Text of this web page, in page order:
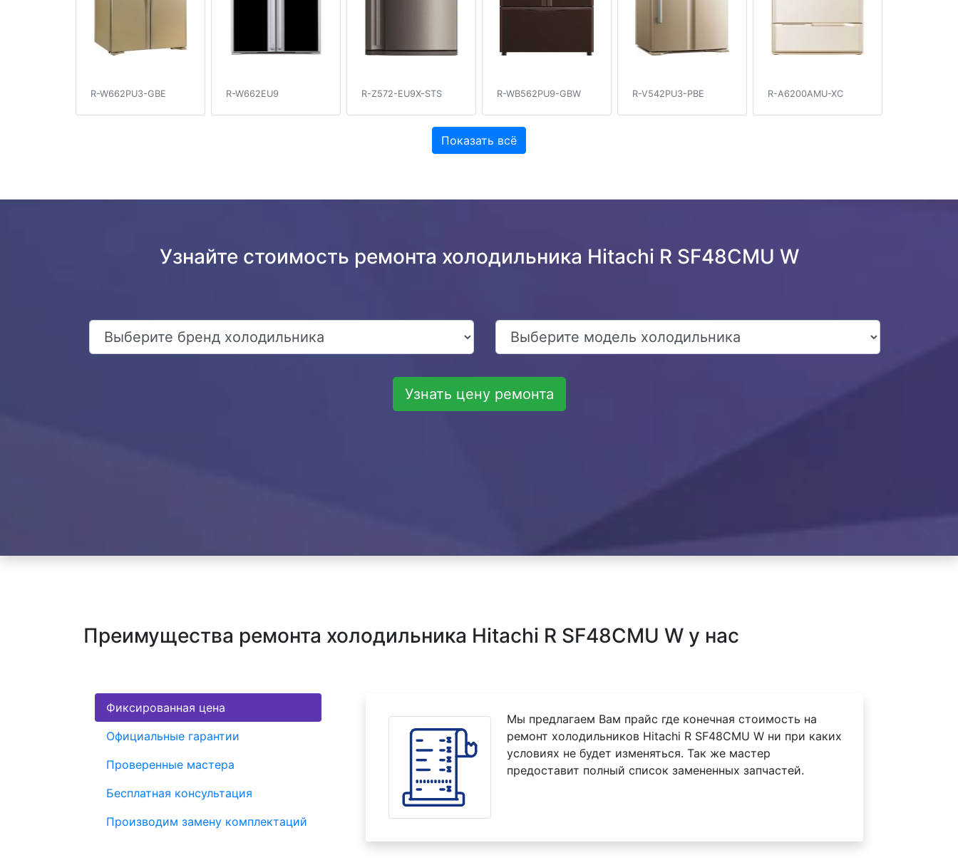
R-W662PU3-GBE R-W662EU9 R-Z572-EU9X-STS R-WB562PU9-GBW R-V542PU3-PBE R-A6200AMU-XC
Показать всё
Узнайте стоимость ремонта холодильника Hitachi R SF48CMU W
Узнать цену ремонта
Преимущества ремонта холодильника Hitachi R SF48CMU W у нас
Фиксированная цена
Официальные гарантии
Проверенные мастера
Бесплатная консультация
Производим замену комплектаций
Мы предлагаем Вам прайс где конечная стоимость на
ремонт холодильников Hitachi R SF48CMU W ни при каких
условиях не будет изменяться. Так же мастер
предоставит полный список замененных запчастей.